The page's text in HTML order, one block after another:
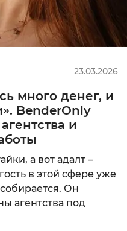
23.03.2026
много денег, и
BenderOnly
и
а вот адалт –
в этой сфере уже
Он
агентства под